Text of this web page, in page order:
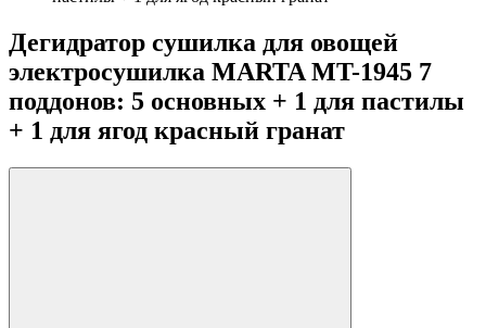
Дегидратор сушилка для овощей
электросушилка MARTA MT-1945 7
поддонов: 5 основных + 1 для пастилы
+ 1 для ягод красный гранат